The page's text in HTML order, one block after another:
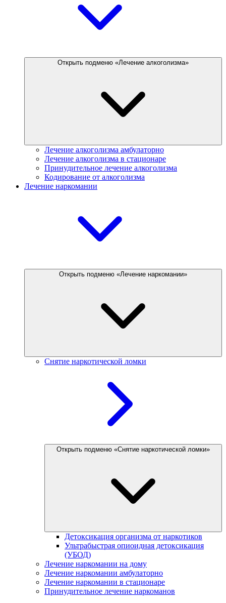
Открыть подменю «Лечение алкоголизма»
Лечение алкоголизма амбулаторно
Лечение алкоголизма в стационаре
Принудительное лечение алкоголизма
Кодирование от алкоголизма
Лечение наркомании
Открыть подменю «Лечение наркомании»
Снятие наркотической ломки
Открыть подменю «Снятие наркотической ломки»
Детоксикация организма от наркотиков
Ультрабыстрая опиоидная детоксикация
(УБОД)
Лечение наркомании на дому
Лечение наркомании амбулаторно
Лечение наркомании в стационаре
Принудительное лечение наркоманов